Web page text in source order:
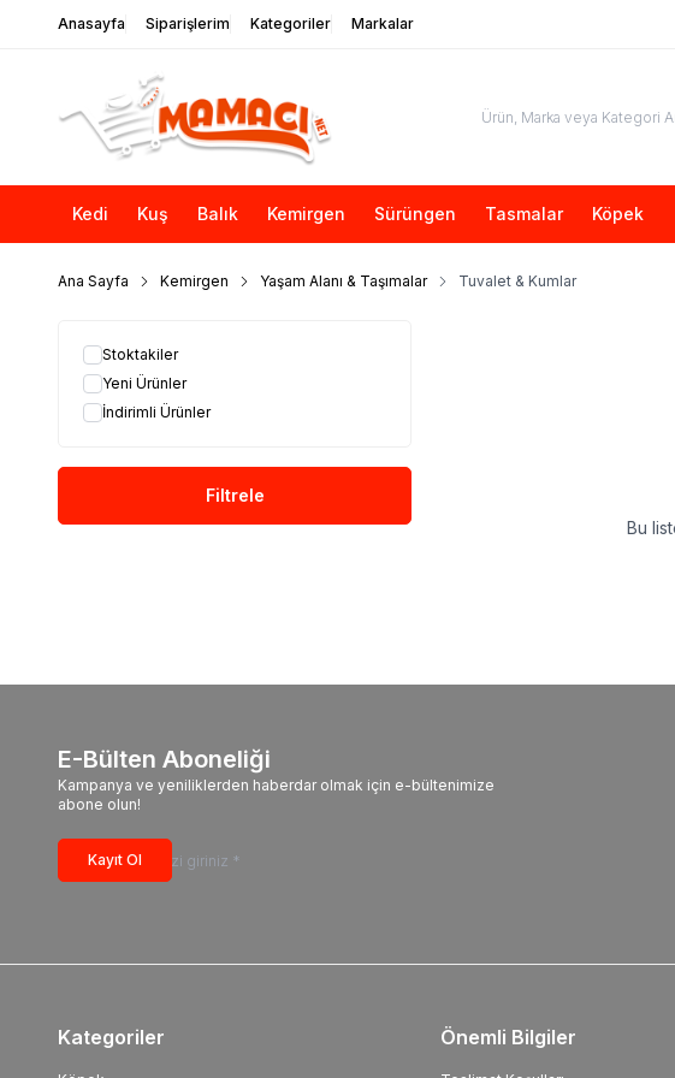
Anasayfa Siparişlerim Kategoriler Markalar
Kedi Kuş Balık Kemirgen Sürüngen Tasmalar Köpek
Ana Sayfa Kemirgen Yaşam Alanı & Taşımalar Tuvalet & Kumlar
Stoktakiler
Yeni Ürünler
İndirimli Ürünler
Filtrele
Bu
E-Bülten Aboneliği
Kampanya ve yeniliklerden haberdar olmak için e-bültenimize
abone olun!
Kayıt Ol
Kategoriler Önemli Bilgiler